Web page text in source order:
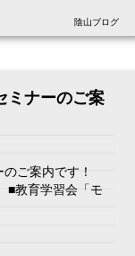
陰山ブログ
ミナーのご案
ご案内です！
■教育学習会「モ